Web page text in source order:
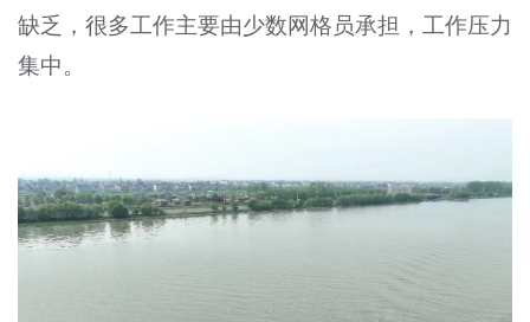
缺乏，很多工作主要由少数网格员承担，工作压力
集中。